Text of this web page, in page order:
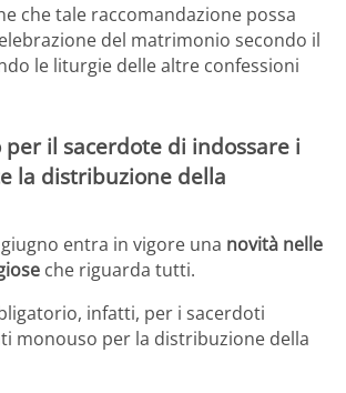
che tale raccomandazione possa
del matrimonio secondo il
le liturgie delle altre confessioni
per il sacerdote di indossare i
la distribuzione della
entra in vigore una novità nelle
che riguarda tutti.
infatti, per i sacerdoti
monouso per la distribuzione della